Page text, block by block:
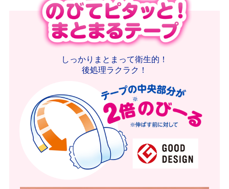
しっかりまとまって衛生的！
後処理ラクラク！